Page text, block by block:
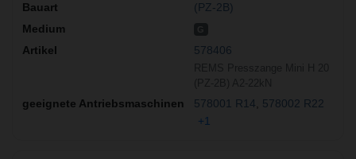
(PZ-2B)
578406
578001 R14
578002 R22
+1